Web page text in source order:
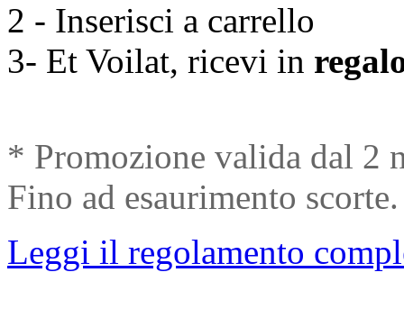
2 - Inserisci a carrello
3- Et Voilat, ricevi in
* Promozione valida dal 2
Fino ad esaurimento
Leggi il regolamento